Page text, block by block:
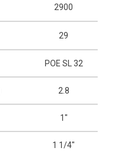
2900
29
POE SL 32
2.8
1"
1 1/4"